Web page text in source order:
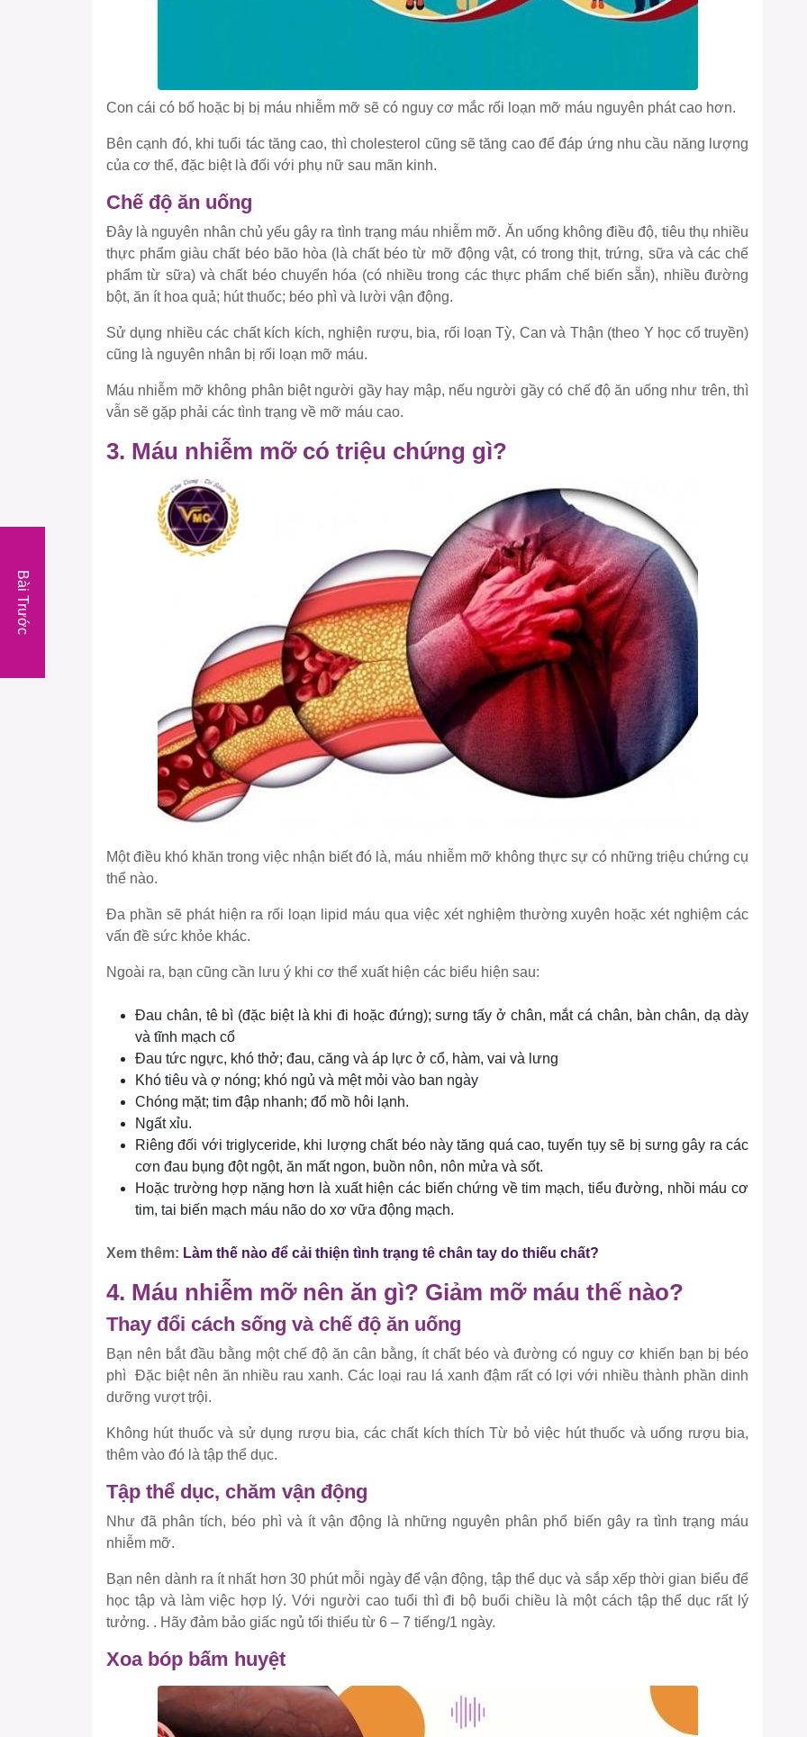
Con cái có bố hoặc bị bị máu nhiễm mỡ sẽ có nguy cơ mắc rối loạn mỡ máu nguyên phát cao hơn.
Bên cạnh đó, khi tuổi tác tăng cao, thì cholesterol cũng sẽ tăng cao để đáp ứng nhu cầu năng lượng
của cơ thể, đặc biệt là đối với phụ nữ sau mãn kinh.
Chế độ ăn uống
Đây là nguyên nhân chủ yếu gây ra tình trạng máu nhiễm mỡ. Ăn uống không điều độ, tiêu thụ nhiều
thực phẩm giàu chất béo bão hòa (là chất béo từ mỡ động vật, có trong thịt, trứng, sữa và các chế
phẩm từ sữa) và chất béo chuyển hóa (có nhiều trong các thực phẩm chế biến sẵn), nhiều đường
bột, ăn ít hoa quả; hút thuốc; béo phì và lười vận động.
Sử dụng nhiều các chất kích kích, nghiện rượu, bia, rối loạn Tỳ, Can và Thận (theo Y học cổ truyền)
cũng là nguyên nhân bị rối loạn mỡ máu.
Máu nhiễm mỡ không phân biệt người gầy hay mập, nếu người gầy có chế độ ăn uống như trên, thì
vẫn sẽ gặp phải các tình trạng về mỡ máu cao.
3. Máu nhiễm mỡ có triệu chứng gì?
Một điều khó khăn trong việc nhận biết đó là, máu nhiễm mỡ không thực sự có những triệu chứng cụ
thể nào.
Đa phần sẽ phát hiện ra rối loạn lipid máu qua việc xét nghiệm thường xuyên hoặc xét nghiệm các
vấn đề sức khỏe khác.
Ngoài ra, bạn cũng cần lưu ý khi cơ thể xuất hiện các biểu hiện sau:
Đau chân, tê bì (đặc biệt là khi đi hoặc đứng); sưng tấy ở chân, mắt cá chân, bàn chân, dạ dày
và tĩnh mạch cổ
Đau tức ngực, khó thở; đau, căng và áp lực ở cổ, hàm, vai và lưng
Khó tiêu và ợ nóng; khó ngủ và mệt mỏi vào ban ngày
Chóng mặt; tim đập nhanh; đổ mồ hôi lạnh.
Ngất xỉu.
Riêng đối với triglyceride, khi lượng chất béo này tăng quá cao, tuyến tụy sẽ bị sưng gây ra các
cơn đau bụng đột ngột, ăn mất ngon, buồn nôn, nôn mửa và sốt.
Hoặc trường hợp nặng hơn là xuất hiện các biến chứng về tim mạch, tiểu đường, nhồi máu cơ
tim, tai biến mạch máu não do xơ vữa động mạch.
Xem thêm: Làm thế nào để cải thiện tình trạng tê chân tay do thiếu chất?
4. Máu nhiễm mỡ nên ăn gì? Giảm mỡ máu thế nào?
Thay đổi cách sống và chế độ ăn uống
Bạn nên bắt đầu bằng một chế độ ăn cân bằng, ít chất béo và đường có nguy cơ khiến bạn bị béo
phì Đặc biệt nên ăn nhiều rau xanh. Các loại rau lá xanh đậm rất có lợi với nhiều thành phần dinh
dưỡng vượt trội.
Không hút thuốc và sử dụng rượu bia, các chất kích thích Từ bỏ việc hút thuốc và uống rượu bia,
thêm vào đó là tập thể dục.
Tập thể dục, chăm vận động
Như đã phân tích, béo phì và ít vận động là những nguyên phân phổ biến gây ra tình trạng máu
nhiễm mỡ.
Bạn nên dành ra ít nhất hơn 30 phút mỗi ngày để vận động, tập thể dục và sắp xếp thời gian biểu để
học tập và làm việc hợp lý. Với người cao tuổi thì đi bộ buổi chiều là một cách tập thể dục rất lý
tưởng. . Hãy đảm bảo giấc ngủ tối thiểu từ 6 – 7 tiếng/1 ngày.
Xoa bóp bấm huyệt
Bài Trước